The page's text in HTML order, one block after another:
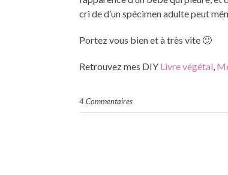
cri de d’un spécimen adulte peut
Portez vous bien et à très vite 🙂
Retrouvez mes DIY Livre végétal,
4 Commentaires